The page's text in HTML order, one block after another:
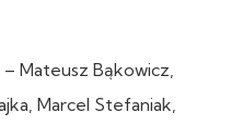
Mateusz Bąkowicz,
Marcel Stefaniak,